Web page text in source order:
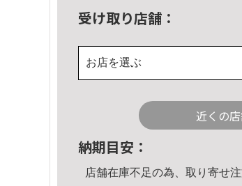
受け取り店舗：
お店を選ぶ
近くの
納期目安：
店舗在庫不足の為、取り寄せ注